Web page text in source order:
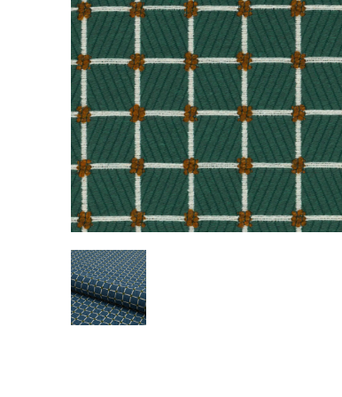
Культура
Коммерческие помещения
Офисы
Мастерские
Alcantara
ПОЛЕЗНАЯ ИНФОРМАЦИЯ
Брошюры
для прессы
Работа